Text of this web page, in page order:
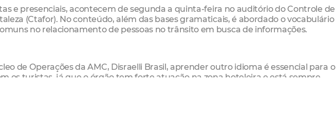
e presenciais, acontecem de segunda a quinta-feira no auditório do Controle de
(Ctafor). No conteúdo, além das bases gramaticais, é abordado o vocabulário
no relacionamento de pessoas no trânsito em busca de informações.
de Operações da AMC, Disraelli Brasil, aprender outro idioma é essencial para o
os turistas, já que o órgão tem forte atuação na zona hoteleira e está sempre